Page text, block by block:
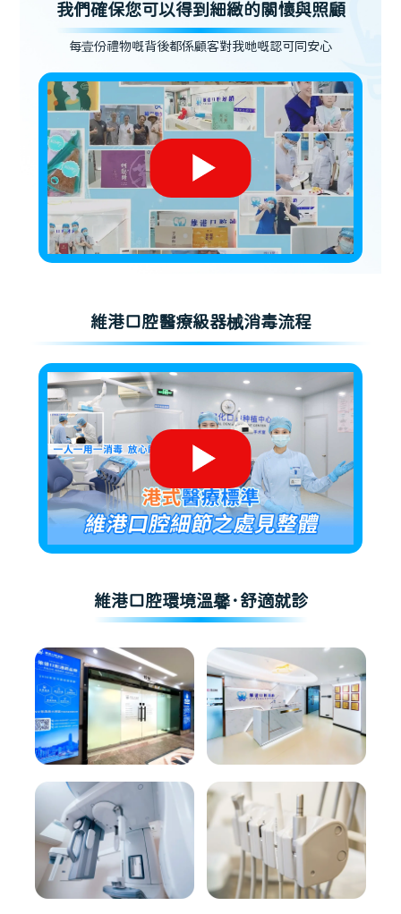
我們確保您可以得到細緻的關懷與照顧
每壹份禮物嘅背後都係顧客對我哋嘅認可同安心
維港口腔醫療級器械消毒流程
維港口腔環境溫馨·舒適就診